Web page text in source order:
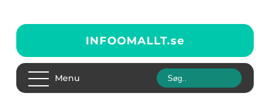
INFOOMALLT.se
Menu